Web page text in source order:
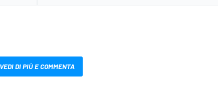
VEDI DI PIÙ E COMMENTA